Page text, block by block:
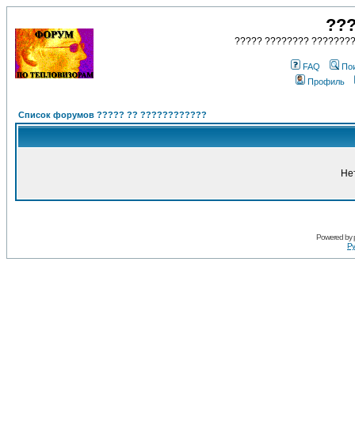
????? ????????
FAQ
Профиль
Список форумов ????? ?? ????????????
Powered by